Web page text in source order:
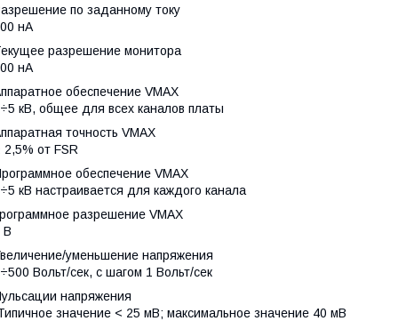
по заданному току
нА
разрешение монитора
нА
обеспечение VMAX
кВ, общее для всех каналов платы
точность VMAX
2,5% от FSR
обеспечение VMAX
кВ настраивается для каждого канала
разрешение VMAX
В
уменьшение напряжения
Вольт/сек, с шагом 1 Вольт/сек
напряжения
значение < 25 мВ; максимальное значение 40 мВ